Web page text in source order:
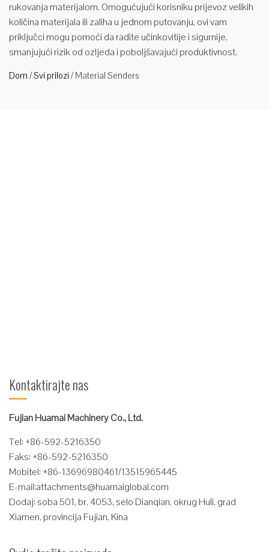
rukovanja materijalom. Omogućujući korisniku prijevoz velikih
količina materijala ili zaliha u jednom putovanju, ovi vam
priključci mogu pomoći da radite učinkovitije i sigurnije,
smanjujući rizik od ozljeda i poboljšavajući produktivnost.
Dom /Svi prilozi / Material Senders
Kontaktirajte nas
Fujian Huamai Machinery Co., Ltd.
Tel: +86-592-5216350
Faks: +86-592-5216350
Mobitel: +86-13696980461/13515965445
E-mail:attachments@huamaiglobal.com
Dodaj: soba 501, br. 4053, selo Dianqian, okrug Huli, grad
Xiamen, provincija Fujian, Kina